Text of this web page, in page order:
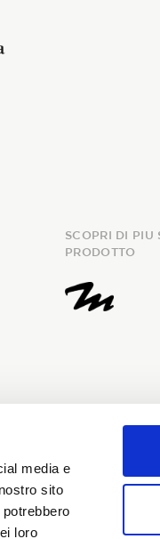
media e
sito
loro
SCOPRI DI PIU
PRODOTTO
fornisco il consenso al
e richiedo l’iscrizione